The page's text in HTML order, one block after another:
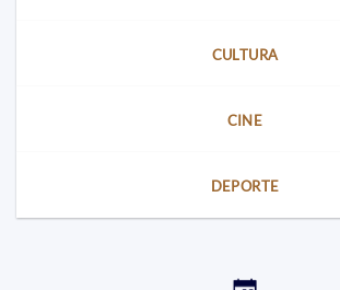
CULTURA
CINE
DEPORTE